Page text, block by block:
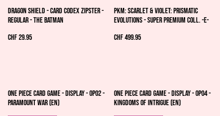
Dragon Shield - Card Codex Zipster -
Regular - The Batman
CHF 29.95
PKM: Scarlet & Violet: Prismatic
Evolutions - Super Premium Coll. -E-
CHF 499.95
%
One Piece Card Game - Display - OP02 -
Paramount War (EN)
%
One Piece Card Game - Display - OP04 -
Kingdoms of Intrigue (EN)